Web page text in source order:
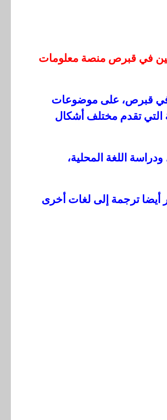
في قبرص منصة معلومات
في قبرص، على موضوعات
التي تقدم مختلف أشكال
اللغة المحلية،
أيضا ترجمة إلى لغات أخرى